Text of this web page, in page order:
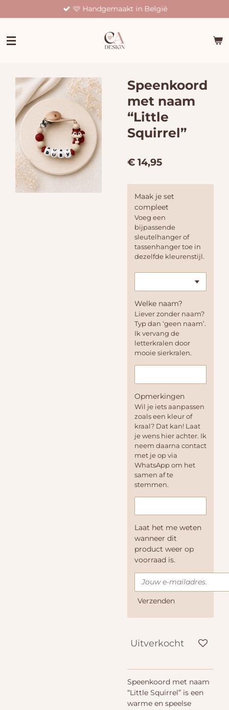
direct
de
🩷 Handgemaakt in België
Speenkoord
met naam
“Little
Squirrel”
€ 14,95
Maak je set
compleet
Voeg een
bijpassende
sleutelhanger of
tassenhanger toe in
dezelfde kleurenstijl.
Welke naam?
Liever zonder naam?
Typ dan ‘geen naam’.
Ik vervang de
letterkralen door
mooie sierkralen.
Opmerkingen
Wil je iets aanpassen
zoals een kleur of
kraal? Dat kan! Laat
je wens hier achter. Ik
neem daarna contact
met je op via
WhatsApp om het
samen af te
stemmen.
Laat het me weten
wanneer dit
product weer op
voorraad is.
Verzenden
Uitverkocht
Speenkoord met naam
“Little Squirrel” is een
warme en speelse